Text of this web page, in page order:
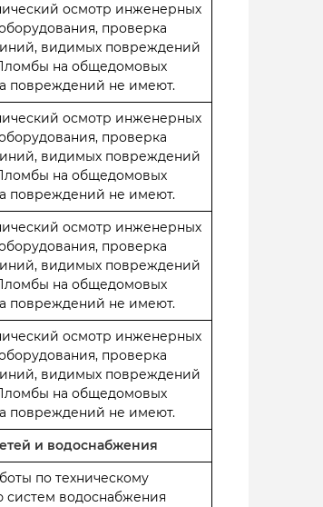
осмотр инженерных
проверка
видимых повреждений
на общедомовых
повреждений не имеют.
осмотр инженерных
проверка
видимых повреждений
на общедомовых
повреждений не имеют.
осмотр инженерных
проверка
видимых повреждений
на общедомовых
повреждений не имеют.
осмотр инженерных
проверка
видимых повреждений
на общедомовых
повреждений не имеют.
и водоснабжения
по техническому
водоснабжения